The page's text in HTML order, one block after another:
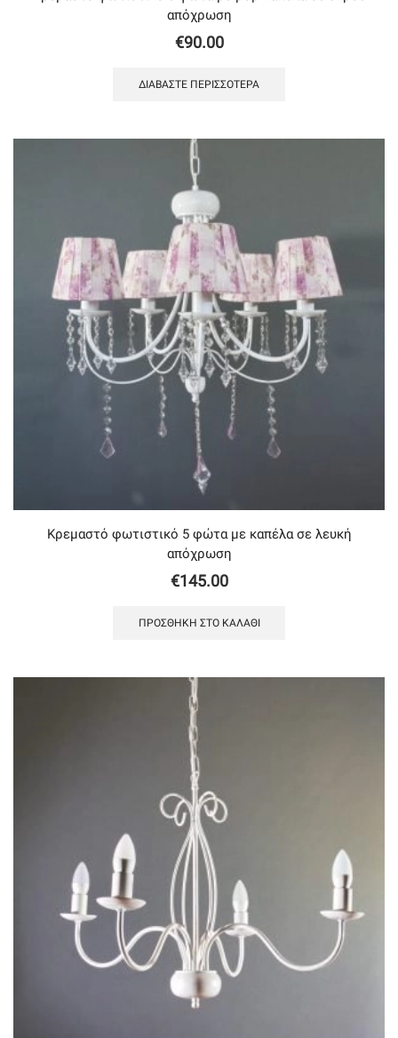
απόχρωση
€90.00
ΔΙΑΒΆΣΤΕ ΠΕΡΙΣΣΌΤΕΡΑ
Κρεμαστό φωτιστικό 5 φώτα με καπέλα σε λευκή
απόχρωση
€145.00
ΠΡΟΣΘΉΚΗ ΣΤΟ ΚΑΛΆΘΙ